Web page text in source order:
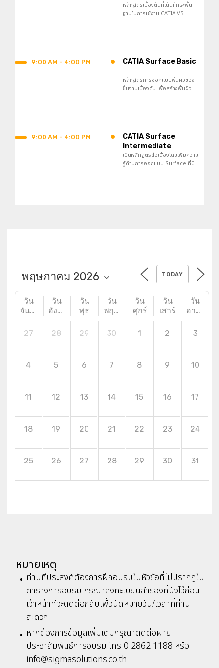
หลักสูตรเบื้องต้นที่เน้นทักษะพื้น
ฐานในการใช้งาน CATIA V5
9:00 AM - 4:00 PM • CATIA Surface Basic
หลักสูตรการออกแบบพื้นผิวของ
ชิ้นงานเบื้องต้น เพื่อสร้างพื้นผิว
9:00 AM - 4:00 PM •
CATIA Surface
Intermediate
เป็นหลักสูตรต่อเนื่องโดยเพิ่มความ
รู้ด้านการออกแบบ Surface ที่มี
TODAY
วัน
จันทร์
วัน
อังคาร
วัน
พุธ
วัน
พฤหัสบดี
วัน
ศุกร์
วัน
เสาร์
วัน
อาทิตย์
27 28 29 30 1 2 3
4 5 6 7 8 9 10
11 12 13 14 15 16 17
18 19 20 21 22 23 24
25 26 27 28 29 30 31
หมายเหตุ
ท่านที่ประสงค์ต้องการฝึกอบรมในหัวข้อที่ไม่ปรากฏใน
ตารางการอบรม กรุณาลงทะเบียนสำรองที่นั่งไว้ก่อน
เจ้าหน้าที่จะติดต่อกลับเพื่อนัดหมายวัน/เวลาที่ท่าน
สะดวก
หากต้องการข้อมูลเพิ่มเติมกรุณาติดต่อฝ่าย
ประชาสัมพันธ์การอบรม โทร 0 2862 1188 หรือ
info@sigmasolutions.co.th